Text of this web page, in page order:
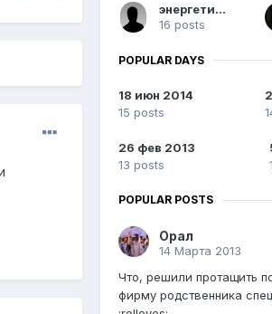
энергетик пв
16 posts
POPULAR DAYS
18 июн 2014
15 posts
26 фев 2013
13 posts
POPULAR POSTS
Орал
14 Марта 2013
Что, решили протащить
фирму родственника